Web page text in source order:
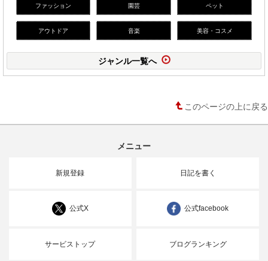
ファッション 園芸 ペット
アウトドア 音楽 美容・コスメ
ジャンル一覧へ
このページの上に戻る
メニュー
新規登録 日記を書く
公式X 公式facebook
サービストップ ブログランキング